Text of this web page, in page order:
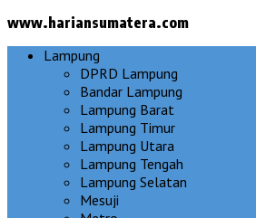
www.hariansumatera.com
Lampung
DPRD Lampung
Bandar Lampung
Lampung Barat
Lampung Timur
Lampung Utara
Lampung Tengah
Lampung Selatan
Mesuji